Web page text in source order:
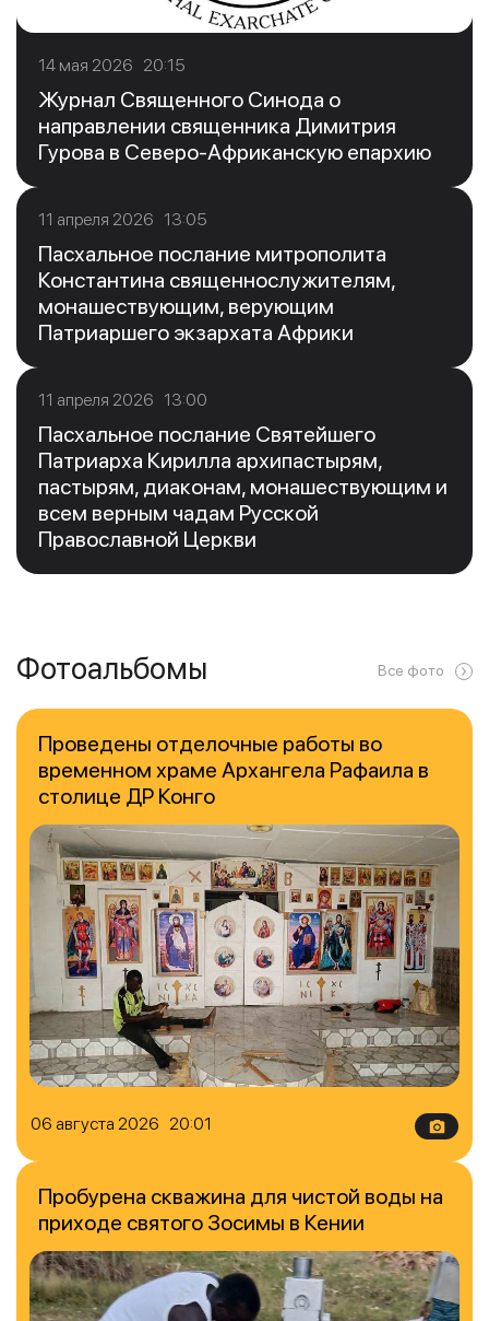
14 мая 2026 20:15
Журнал Священного Синода о
направлении священника Димитрия
Гурова в Северо-Африканскую епархию
11 апреля 2026 13:05
Пасхальное послание митрополита
Константина священнослужителям,
монашествующим, верующим
Патриаршего экзархата Африки
11 апреля 2026 13:00
Пасхальное послание Святейшего
Патриарха Кирилла архипастырям,
пастырям, диаконам, монашествующим и
всем верным чадам Русской
Православной Церкви
Фотоальбомы Все фото
06 августа 2026 20:01
Проведены отделочные работы во
временном храме Архангела Рафаила в
столице ДР Конго
Пробурена скважина для чистой воды на
приходе святого Зосимы в Кении